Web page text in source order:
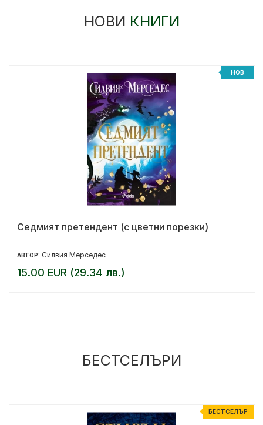
НОВИ КНИГИ
НОВ
Седмият претендент (с цветни порезки)
АВТОР: Силвия Мерседес
15.00 EUR (29.34 лв.)
БЕСТСЕЛЪРИ
БЕСТСЕЛЪР